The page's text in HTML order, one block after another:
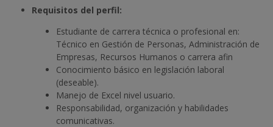
Requisitos del perfil:
Estudiante de carrera técnica o profesional en:
Técnico en Gestión de Personas, Administración de
Empresas, Recursos Humanos o carrera afin
Conocimiento básico en legislación laboral
(deseable).
Manejo de Excel nivel usuario.
Responsabilidad, organización y habilidades
comunicativas.